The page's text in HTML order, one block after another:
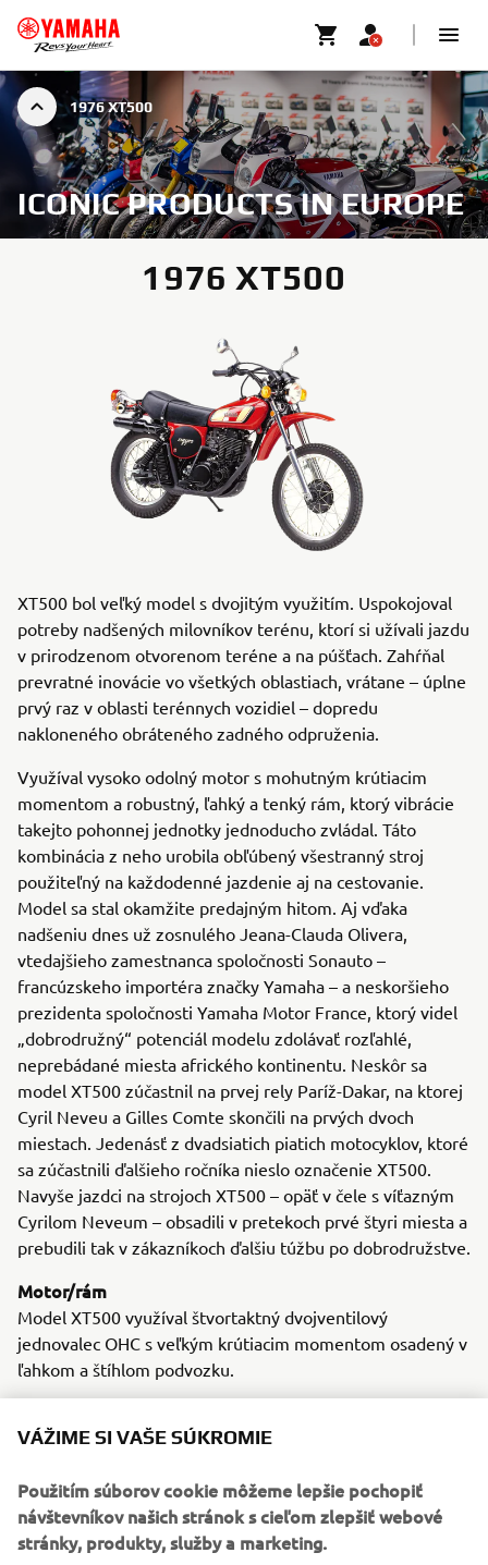
1976 XT500
ICONIC PRODUCTS IN EUROPE
1976 XT500
XT500 bol veľký model s dvojitým využitím. Uspokojoval
potreby nadšených milovníkov terénu, ktorí si užívali jazdu
v prirodzenom otvorenom teréne a na púšťach. Zahŕňal
prevratné inovácie vo všetkých oblastiach, vrátane – úplne
prvý raz v oblasti terénnych vozidiel – dopredu
nakloneného obráteného zadného odpruženia.
Využíval vysoko odolný motor s mohutným krútiacim
momentom a robustný, ľahký a tenký rám, ktorý vibrácie
takejto pohonnej jednotky jednoducho zvládal. Táto
kombinácia z neho urobila obľúbený všestranný stroj
použiteľný na každodenné jazdenie aj na cestovanie.
Model sa stal okamžite predajným hitom. Aj vďaka
nadšeniu dnes už zosnulého Jeana-Clauda Olivera,
vtedajšieho zamestnanca spoločnosti Sonauto –
francúzskeho importéra značky Yamaha – a neskoršieho
prezidenta spoločnosti Yamaha Motor France, ktorý videl
„dobrodružný“ potenciál modelu zdolávať rozľahlé,
neprebádané miesta afrického kontinentu. Neskôr sa
model XT500 zúčastnil na prvej rely Paríž-Dakar, na ktorej
Cyril Neveu a Gilles Comte skončili na prvých dvoch
miestach. Jedenásť z dvadsiatich piatich motocyklov, ktoré
sa zúčastnili ďalšieho ročníka nieslo označenie XT500.
Navyše jazdci na strojoch XT500 – opäť v čele s víťazným
Cyrilom Neveum – obsadili v pretekoch prvé štyri miesta a
prebudili tak v zákazníkoch ďalšiu túžbu po dobrodružstve.
Motor/rám
Model XT500 využíval štvortaktný dvojventilový
jednovalec OHC s veľkým krútiacim momentom osadený v
ľahkom a štíhlom podvozku.
1977 PASSOL
VÁŽIME SI VAŠE SÚKROMIE
Použitím súborov cookie môžeme lepšie pochopiť
návštevníkov našich stránok s cieľom zlepšiť webové
stránky, produkty, služby a marketing.